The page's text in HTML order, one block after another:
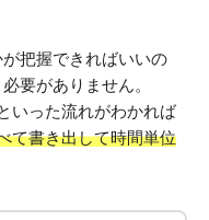
把握できればいいの
要がありません。
いった流れがわかれば
て書き出して時間単位